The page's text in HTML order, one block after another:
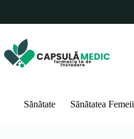
conținut
Sănătate Sănătatea Femeii